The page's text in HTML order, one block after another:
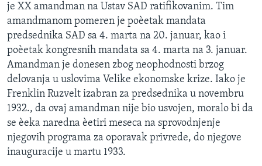
MEDICINA
KULTURA
DRUŠTVO
SPORT
INTERVJU
Jezici
je XX amandman na Ustav SAD ratifikovanim. Tim
amandmanom pomeren je poèetak mandata
predsednika SAD sa 4. marta na 20. januar, kao i
poèetak kongresnih mandata sa 4. marta na 3. januar.
Amandman je donesen zbog neophodnosti brzog
delovanja u uslovima Velike ekonomske krize. Iako je
Frenklin Ruzvelt izabran za predsednika u novembru
1932., da ovaj amandman nije bio usvojen, moralo bi da
se èeka naredna èetiri meseca na sprovodnjenje
njegovih programa za oporavak privrede, do njegove
inauguracije u martu 1933.